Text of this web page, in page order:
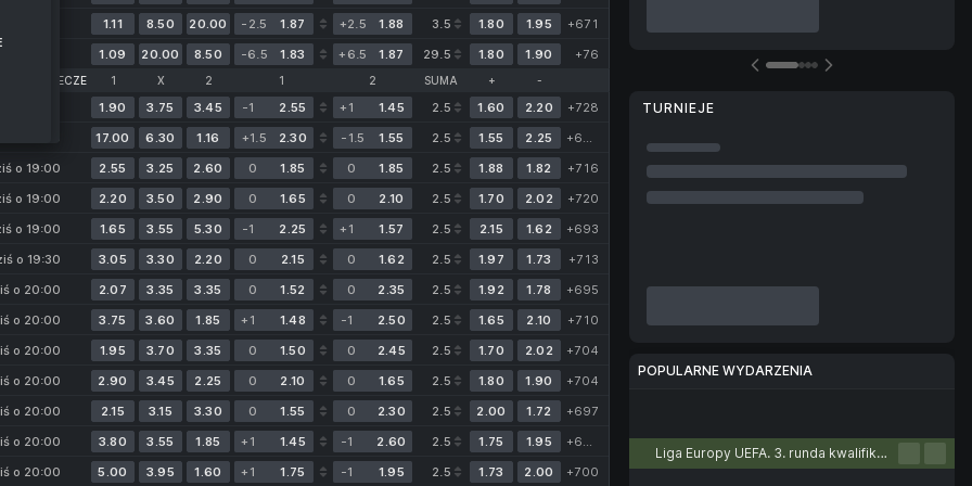
1.11 8.50 20.00 -2.5 1.87 +2.5 1.88 3.5 1.80 1.95
+671
1.09 20.00 8.50 -6.5 1.83 +6.5 1.87 29.5 1.80 1.90 +76
MECZE 1 X 2 1 2 SUMA + -
1.90 3.75 3.45 -1 2.55 +1 1.45 2.5 1.60 2.20
+728
17.00 6.30 1.16 +1.5 2.30 -1.5 1.55 2.5 1.55 2.25
o 19:00 2.55 3.25 2.60 0 1.85 0 1.85 2.5 1.88 1.82
+716
o 19:00 2.20 3.50 2.90 0 1.65 0 2.10 2.5 1.70 2.02
+720
o 19:00 1.65 3.55 5.30 -1 2.25 +1 1.57 2.5 2.15 1.62
+693
o 19:30 3.05 3.30 2.20 0 2.15 0 1.62 2.5 1.97 1.73
+713
o 20:00 2.07 3.35 3.35 0 1.52 0 2.35 2.5 1.92 1.78
+695
o 20:00 3.75 3.60 1.85 +1 1.48 -1 2.50 2.5 1.65 2.10
+710
o 20:00 1.95 3.70 3.35 0 1.50 0 2.45 2.5 1.70 2.02
+704
o 20:00 2.90 3.45 2.25 0 2.10 0 1.65 2.5 1.80 1.90
+704
o 20:00 2.15 3.15 3.30 0 1.55 0 2.30 2.5 2.00 1.72
+697
o 20:00 3.80 3.55 1.85 +1 1.45 -1 2.60 2.5 1.75 1.95
o 20:00 5.00 3.95 1.60 +1 1.75 -1 1.95 2.5 1.73 2.00
+700
TURNIEJE
POPULARNE WYDARZENIA
Liga Europy UEFA. 3. runda kwalifikacyjna. Pierwsze mecze